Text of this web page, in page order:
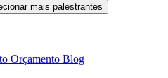
mais palestrantes
Orçamento Blog